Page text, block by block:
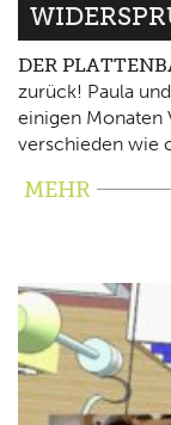
DER
zurück! Paula
einigen Monaten
verschieden wie
MEHR